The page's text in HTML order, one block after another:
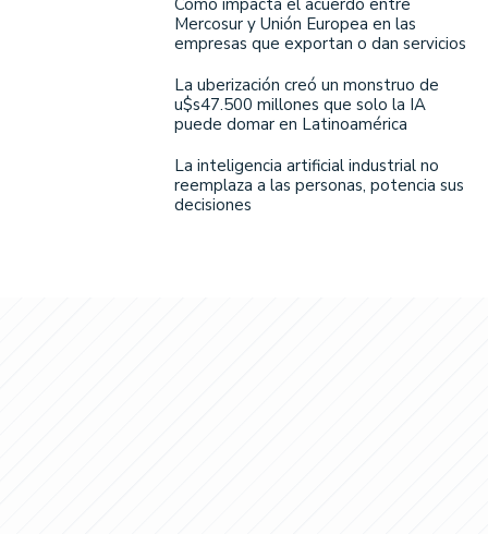
Mercosur y Unión Europea en las
empresas que exportan o dan servicios
La uberización creó un monstruo de
u$s47.500 millones que solo la IA
puede domar en Latinoamérica
La inteligencia artificial industrial no
reemplaza a las personas, potencia sus
decisiones